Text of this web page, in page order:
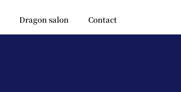
Dragon salon Contact